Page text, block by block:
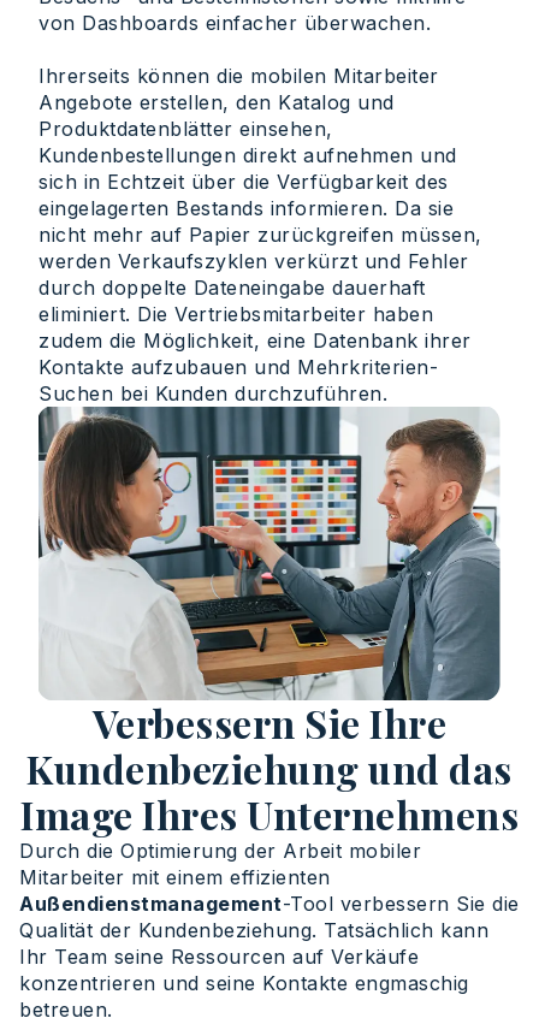
von Dashboards einfacher überwachen.
Ihrerseits können die mobilen Mitarbeiter
Angebote erstellen, den Katalog und
Produktdatenblätter einsehen,
Kundenbestellungen direkt aufnehmen und
sich in Echtzeit über die Verfügbarkeit des
eingelagerten Bestands informieren. Da sie
nicht mehr auf Papier zurückgreifen müssen,
werden Verkaufszyklen verkürzt und Fehler
durch doppelte Dateneingabe dauerhaft
eliminiert. Die Vertriebsmitarbeiter haben
zudem die Möglichkeit, eine Datenbank ihrer
Kontakte aufzubauen und Mehrkriterien-
Suchen bei Kunden durchzuführen.
Verbessern Sie Ihre
Kundenbeziehung und das
Image Ihres Unternehmens
Durch die Optimierung der Arbeit mobiler
Mitarbeiter mit einem effizienten
Außendienstmanagement-Tool verbessern Sie die
Qualität der Kundenbeziehung. Tatsächlich kann
Ihr Team seine Ressourcen auf Verkäufe
konzentrieren und seine Kontakte engmaschig
betreuen.